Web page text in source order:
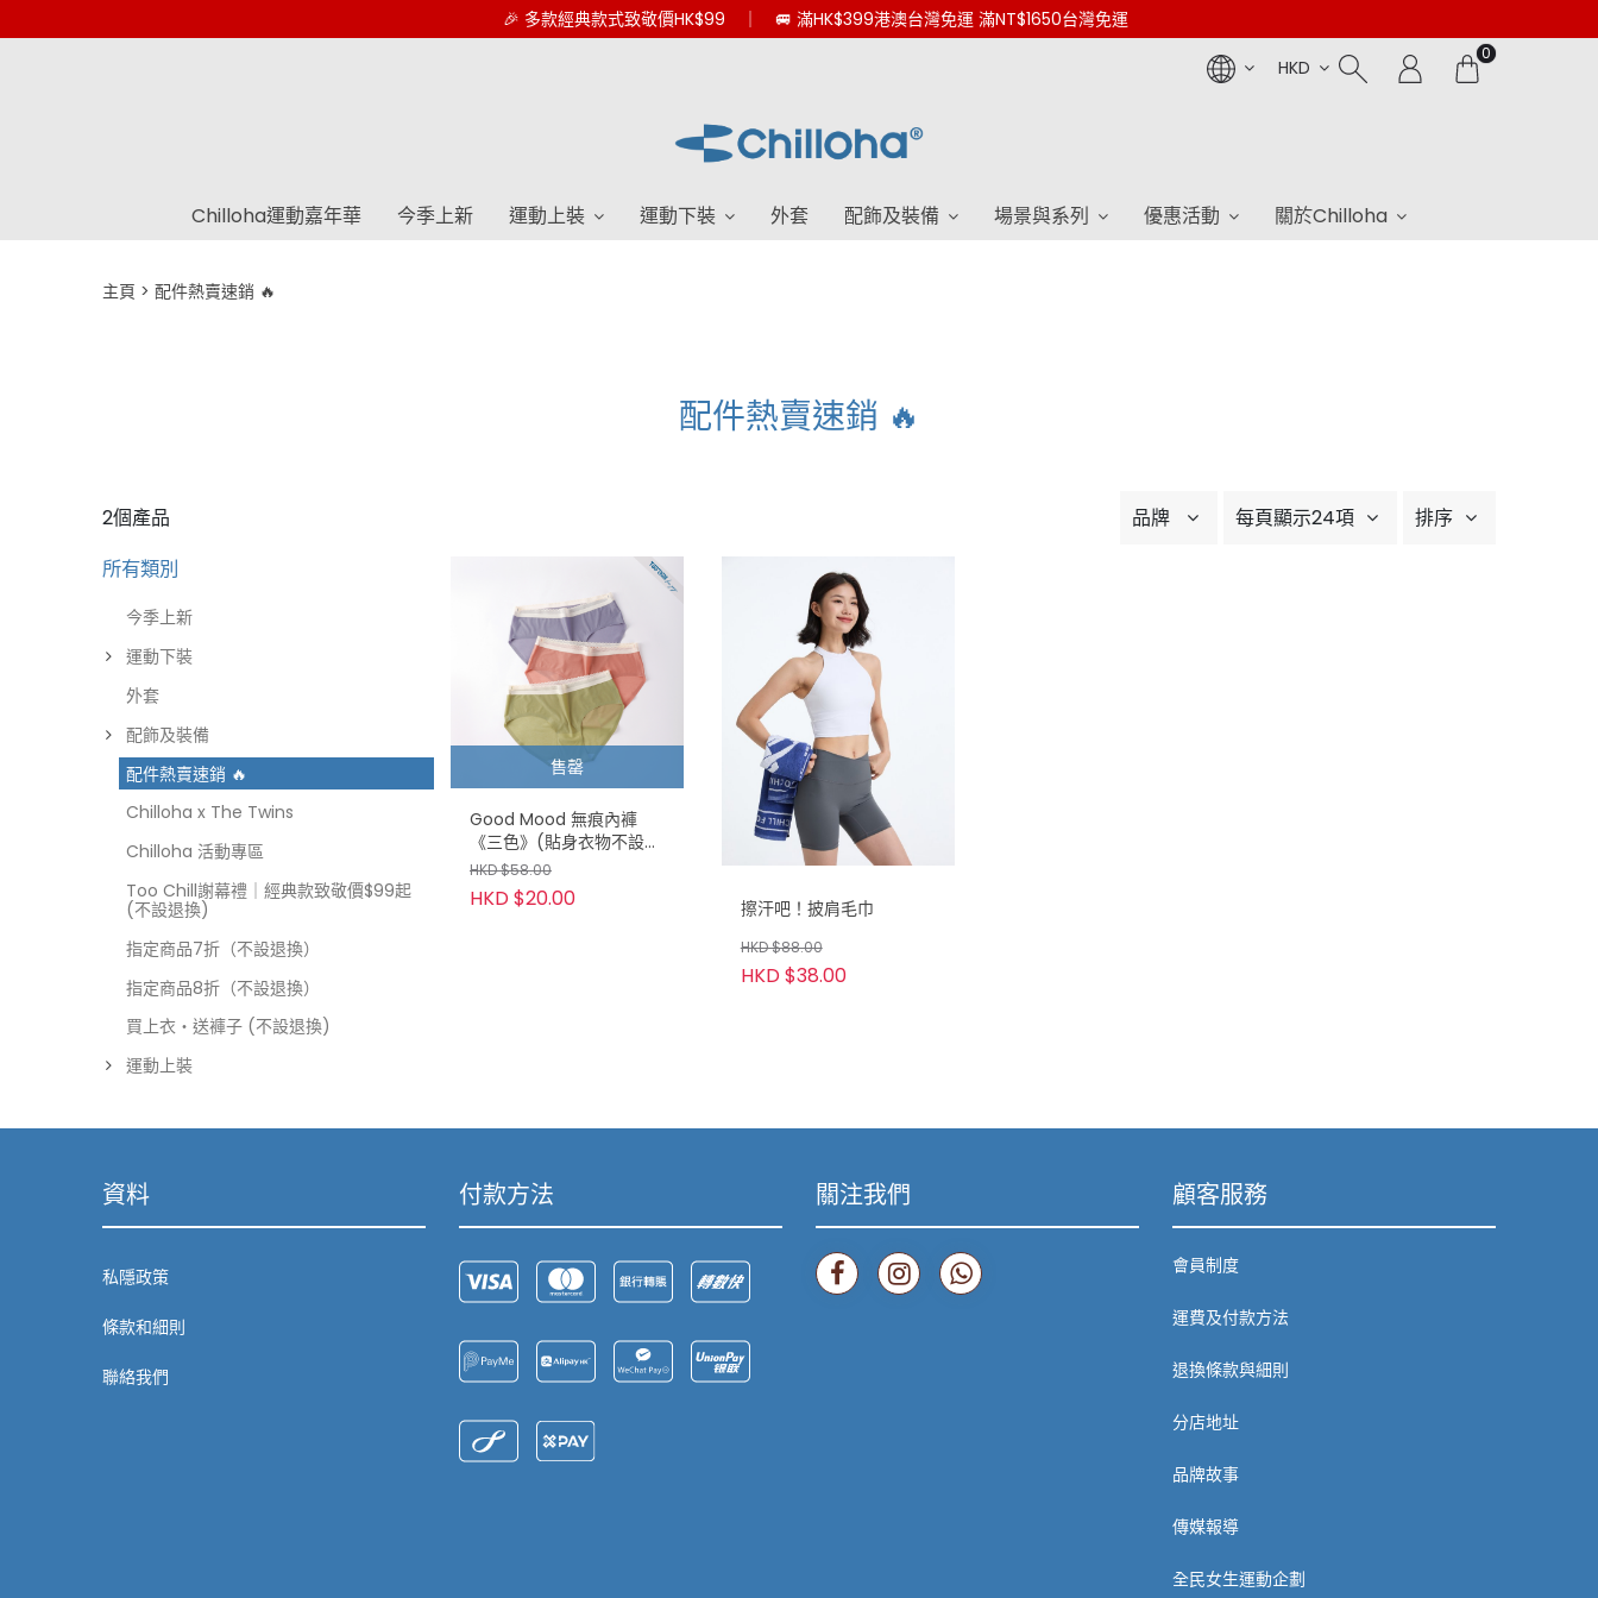
🎉 多款經典款式致敬價HK$99 ｜ 🚐 滿HK$399港澳台灣免運 滿NT$1650台灣免運
HKD
0
Chilloha運動嘉年華 今季上新 運動上裝 運動下裝 外套 配飾及裝備 場景與系列 優惠活動 關於Chilloha
主頁 配件熱賣速銷 🔥
配件熱賣速銷 🔥
品牌 每頁顯示24項 排序
2個產品
所有類別
今季上新
運動下裝
外套
配飾及裝備
配件熱賣速銷 🔥
Chilloha x The Twins
Chilloha 活動專區
Too Chill謝幕禮｜經典款致敬價$99起
(不設退換)
指定商品7折（不設退換）
指定商品8折（不設退換）
買上衣・送褲子 (不設退換)
運動上裝
售罄
Good Mood 無痕內褲
《三色》(貼身衣物不設退
換)
HKD $58.00
HKD $20.00 擦汗吧！披肩毛巾
HKD $88.00
HKD $38.00
資料
私隱政策
條款和細則
聯絡我們
付款方法 關注我們 顧客服務
會員制度
運費及付款方法
退換條款與細則
分店地址
品牌故事
傳媒報導
全民女生運動企劃